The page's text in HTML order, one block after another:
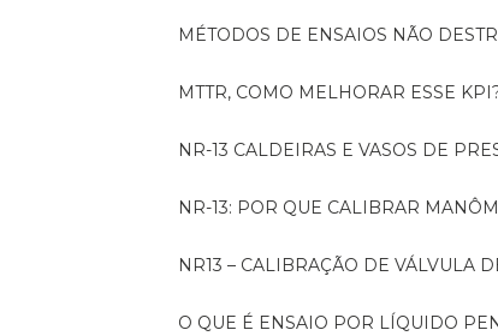
MÉTODOS DE ENSAIOS NÃO
MTTR, COMO MELHORAR ESSE
NR-13 CALDEIRAS E VASOS DE
NR-13: POR QUE CALIBRAR
NR13 – CALIBRAÇÃO DE VÁLVULA
O QUE É ENSAIO POR LÍQUIDO